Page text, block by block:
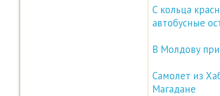
С кольца
автобусные
В Молдову
Самолет из
Магадане